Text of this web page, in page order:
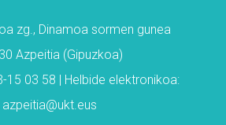
zg., Dinamoa sormen gunea
Azpeitia (Gipuzkoa)
15 03 58 | Helbide elektronikoa:
azpeitia@ukt.eus